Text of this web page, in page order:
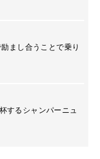
まし合うことで乗り
するシャンパーニュ